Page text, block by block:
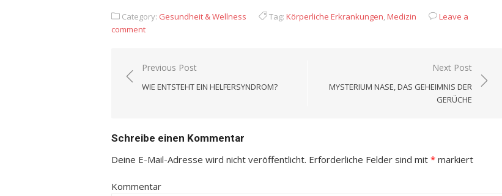
Category: Gesundheit & Wellness Tag: Körperliche Erkrankungen,Medizin
Leave a
comment
Beitrags-
Previous Post
WIE ENTSTEHT EIN HELFERSYNDROM?
Next Post
MYSTERIUM NASE, DAS GEHEIMNIS DER
GERÜCHE
Schreibe einen Kommentar
Deine E-Mail-Adresse wird nicht veröffentlicht. Erforderliche Felder sind mit * markiert
Kommentar